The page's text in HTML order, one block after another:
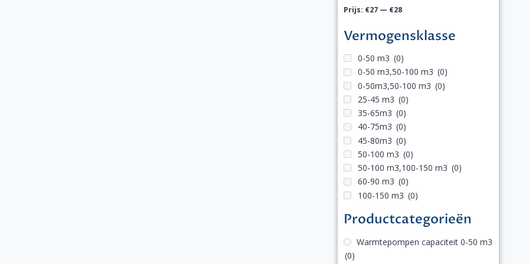
Prijs: €27— €28
Vermogensklasse
0-50 m3 (0)
0-50 m3,50-100 m3 (0)
0-50m3,50-100 m3 (0)
25-45 m3 (0)
35-65m3 (0)
40-75m3 (0)
45-80m3 (0)
50-100 m3 (0)
50-100 m3,100-150 m3 (0)
60-90 m3 (0)
100-150 m3 (0)
Productcategorieën
Warmtepompen capaciteit 0-50 m3
(0)